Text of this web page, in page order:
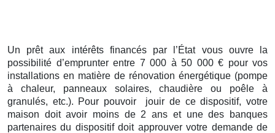
Un prêt aux intérêts financés par l’État vous ouvre la
possibilité d’emprunter entre 7 000 à 50 000 € pour vos
installations en matière de rénovation énergétique (pompe
à chaleur, panneaux solaires, chaudière ou poêle à
granulés, etc.). Pour pouvoir jouir de ce dispositif, votre
maison doit avoir moins de 2 ans et une des banques
partenaires du dispositif doit approuver votre demande de